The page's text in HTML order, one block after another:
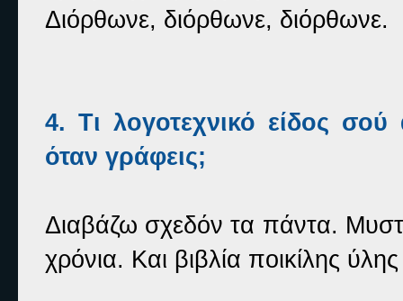
Διόρθωνε, διόρθωνε, διόρθωνε.
4. Τι λογοτεχνικό είδος σού
όταν γράφεις;
Διαβάζω σχεδόν τα πάντα.
χρόνια. Και βιβλία ποικίλης